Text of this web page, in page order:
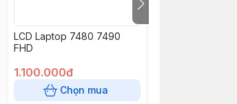
LCD Laptop 7480 7490
FHD
1.100.000đ
Chọn mua